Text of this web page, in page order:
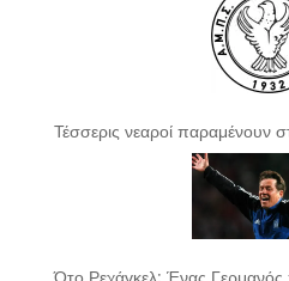
Τέσσερις νεαροί παραμένουν